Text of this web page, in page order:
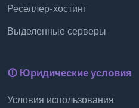
Реселлер-хостинг
Выделенные серверы
Юридические условия
Условия использования